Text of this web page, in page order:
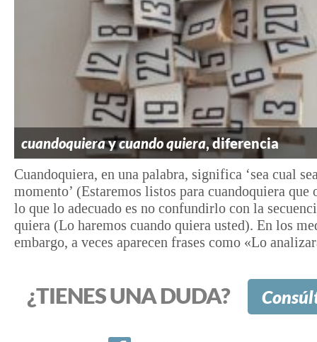
cuandoquieraycuando quiera, diferencia
Cuandoquiera, en una palabra, significa ‘sea cual
momento’ (Estaremos listos para cuandoquiera que
lo que lo adecuado es no confundirlo con la
quiera (Lo haremos cuando quiera usted). En los
embargo, a veces aparecen frases como «Lo
¿TIENES UNA DUDA?